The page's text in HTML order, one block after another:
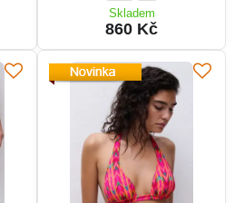
bikiny
zavazovací
CHANTELLE
(22JA6-
27)
-
Velikost:
zavazovací
CHANTELLE
(22JA6-
27)
Velikost:
Skladem
860 Kč